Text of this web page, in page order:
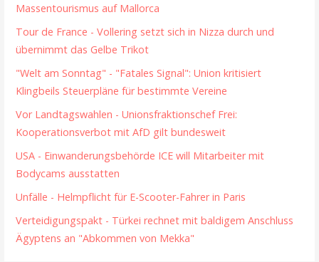
Massentourismus auf Mallorca
Tour de France - Vollering setzt sich in Nizza durch und
übernimmt das Gelbe Trikot
"Welt am Sonntag" - "Fatales Signal": Union kritisiert
Klingbeils Steuerpläne für bestimmte Vereine
Vor Landtagswahlen - Unionsfraktionschef Frei:
Kooperationsverbot mit AfD gilt bundesweit
USA - Einwanderungsbehörde ICE will Mitarbeiter mit
Bodycams ausstatten
Unfälle - Helmpflicht für E-Scooter-Fahrer in Paris
Verteidigungspakt - Türkei rechnet mit baldigem Anschluss
Ägyptens an "Abkommen von Mekka"